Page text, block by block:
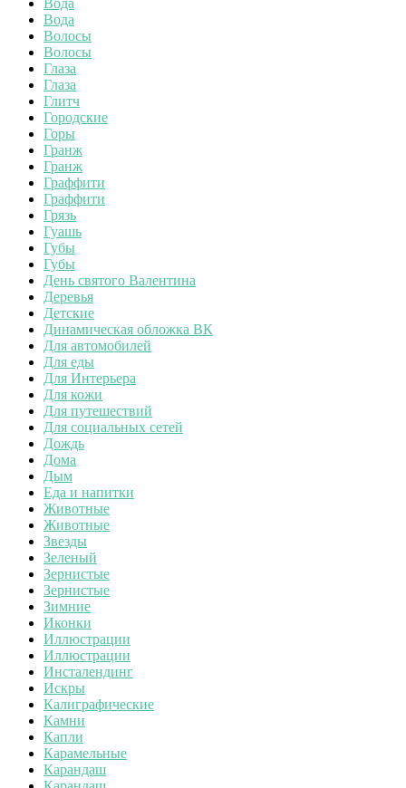
Вода
Волосы
Волосы
Глаза
Глаза
Глитч
Городские
Горы
Гранж
Гранж
Граффити
Граффити
Грязь
Гуашь
Губы
Губы
День святого Валентина
Деревья
Детские
Динамическая обложка ВК
Для автомобилей
Для еды
Для Интерьера
Для кожи
Для путешествий
Для социальных сетей
Дождь
Дома
Дым
Еда и напитки
Животные
Животные
Звезды
Зеленый
Зернистые
Зернистые
Зимние
Иконки
Иллюстрации
Иллюстрации
Инсталендинг
Искры
Калиграфические
Камни
Капли
Карамельные
Карандаш